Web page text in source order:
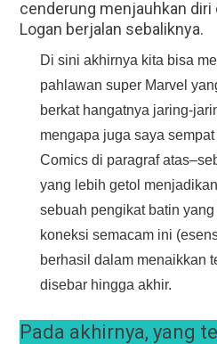
cenderung menjauhkan diri
Logan berjalan sebaliknya.
Di sini akhirnya kita bisa
pahlawan super Marvel
berkat hangatnya jaring-
mengapa juga saya
Comics di paragraf
yang lebih getol
sebuah pengikat batin
koneksi semacam ini
berhasil dalam menaikkan
disebar hingga akhir.
Pada akhirnya, yang